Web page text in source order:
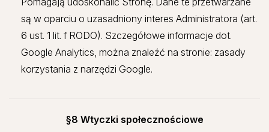
są w oparciu o uzasadniony interes Administratora (art.
6 ust. 1 lit. f RODO). Szczegółowe informacje dot.
Google Analytics, można znaleźć na stronie: zasady
korzystania z narzędzi Google.
§8 Wtyczki społecznościowe